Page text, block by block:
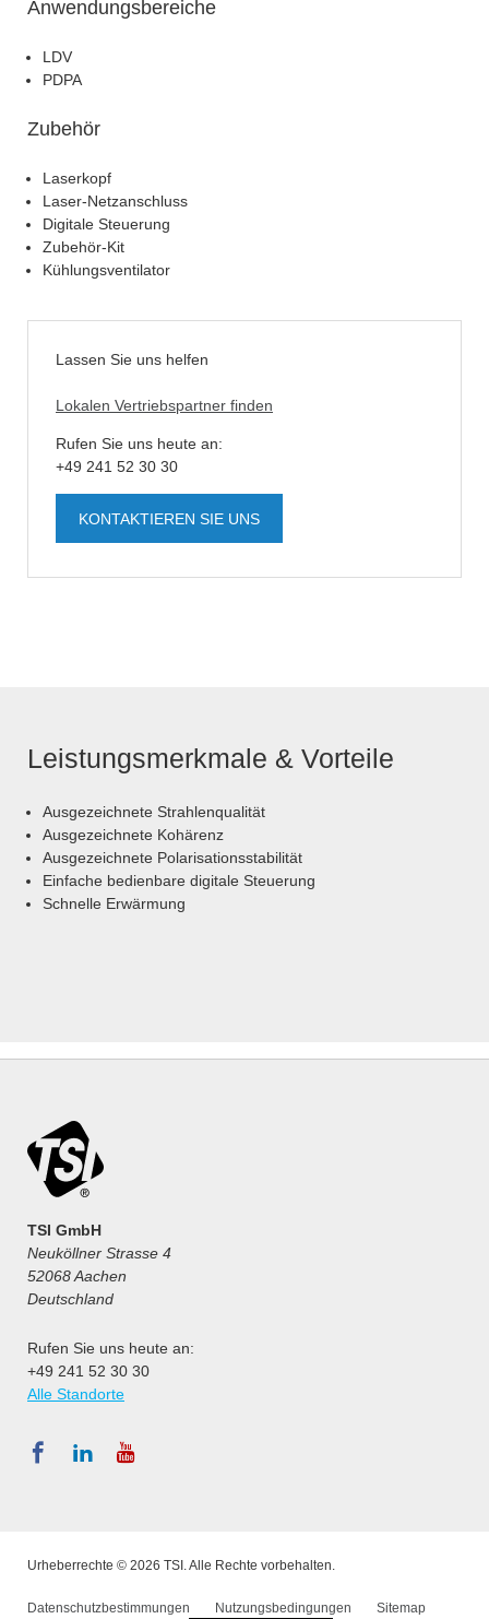
Anwendungsbereiche
LDV
PDPA
Zubehör
Laserkopf
Laser-Netzanschluss
Digitale Steuerung
Zubehör-Kit
Kühlungsventilator
Lassen Sie uns helfen
Lokalen Vertriebspartner finden
Rufen Sie uns heute an:
+49 241 52 30 30
KONTAKTIEREN SIE UNS
Leistungsmerkmale & Vorteile
Ausgezeichnete Strahlenqualität
Ausgezeichnete Kohärenz
Ausgezeichnete Polarisationsstabilität
Einfache bedienbare digitale Steuerung
Schnelle Erwärmung
TSI GmbH
Neuköllner Strasse 4
52068 Aachen
Deutschland
Rufen Sie uns heute an:
+49 241 52 30 30
Alle Standorte
Urheberrechte © 2026 TSI. Alle Rechte vorbehalten.
Datenschutzbestimmungen Nutzungsbedingungen Sitemap